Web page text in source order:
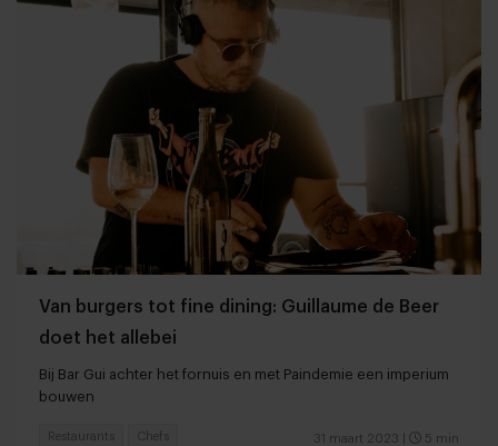
Van burgers tot fine dining: Guillaume de Beer
doet het allebei
Bij Bar Gui achter het fornuis en met Paindemie een imperium
bouwen
31 maart 2023 5 min
Restaurants Chefs